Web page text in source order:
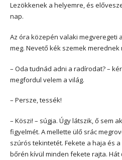
Lezökkenek a helyemre, és
nap.
Az óra közepén valaki megveregeti
meg. Nevető kék szemek merednek
– Oda tudnád adni a radírodat? –
megfordul velem a világ.
– Persze, tessék!
– Köszi! – súgja. Úgy látszik, ő sem
figyelmét. A mellette ülő srác
szúrós tekintetét. Fekete a haja és a
bőrén kívül minden fekete rajta. Hát